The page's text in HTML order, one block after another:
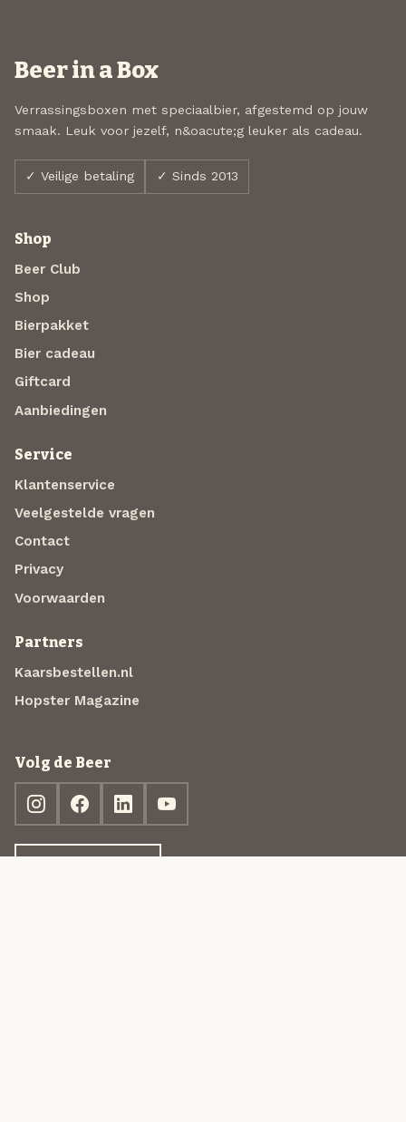
Beer in a Box
Verrassingsboxen met speciaalbier, afgestemd op jouw
smaak. Leuk voor jezelf, n&oacute;g leuker als cadeau.
✓ Veilige betaling ✓ Sinds 2013
Shop
Beer Club
Shop
Bierpakket
Bier cadeau
Giftcard
Aanbiedingen
Service
Klantenservice
Veelgestelde vragen
Contact
Privacy
Voorwaarden
Partners
Kaarsbestellen.nl
Hopster Magazine
Volg de Beer